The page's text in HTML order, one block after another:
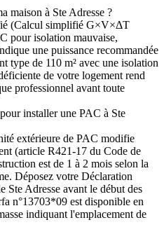
maison à Ste Adresse ?
(Calcul simplifié G×V×ΔT
pour isolation mauvaise,
une puissance recommandée
type de 110 m² avec une isolation
de votre logement rend
professionnel avant toute
installer une PAC à Ste
extérieure de PAC modifie
(article R421-17 du Code de
est de 1 à 2 mois selon la
Déposez votre Déclaration
Ste Adresse avant le début des
n°13703*09 est disponible en
indiquant l'emplacement de